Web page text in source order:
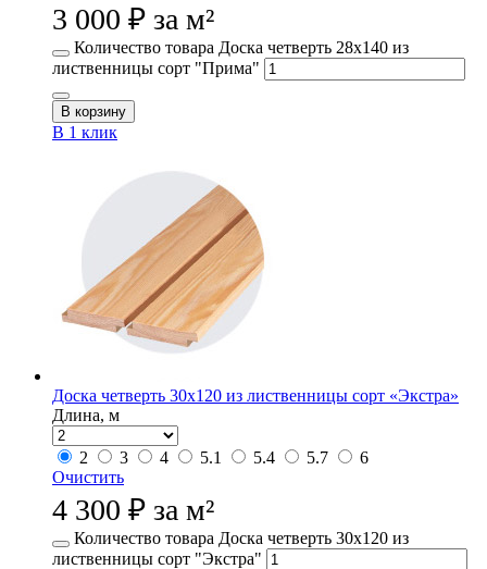
3 000 ₽ за м²
Количество товара Доска четверть 28х140 из
лиственницы сорт "Прима"
В корзину
В 1 клик
Доска четверть 30х120 из лиственницы сорт «Экстра»
Длина, м
2 3 4 5.1 5.4 5.7
6
Очистить
4 300 ₽ за м²
Количество товара Доска четверть 30х120 из
лиственницы сорт "Экстра"